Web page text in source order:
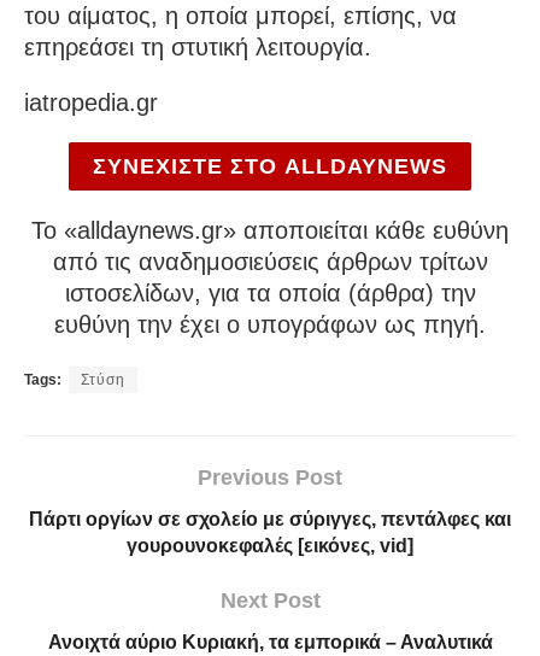
του αίματος, η οποία μπορεί, επίσης, να
επηρεάσει τη στυτική λειτουργία.
iatropedia.gr
ΣΥΝΕΧΙΣΤΕ ΣΤΟ ALLDAYNEWS
To «alldaynews.gr» αποποιείται κάθε ευθύνη
από τις αναδημοσιεύσεις άρθρων τρίτων
ιστοσελίδων, για τα οποία (άρθρα) την
ευθύνη την έχει ο υπογράφων ως πηγή.
Tags: Στύση
Previous Post
Πάρτι οργίων σε σχολείο με σύριγγες, πεντάλφες και
γουρουνοκεφαλές [εικόνες, vid]
Next Post
Ανοιχτά αύριο Κυριακή, τα εμπορικά – Αναλυτικά